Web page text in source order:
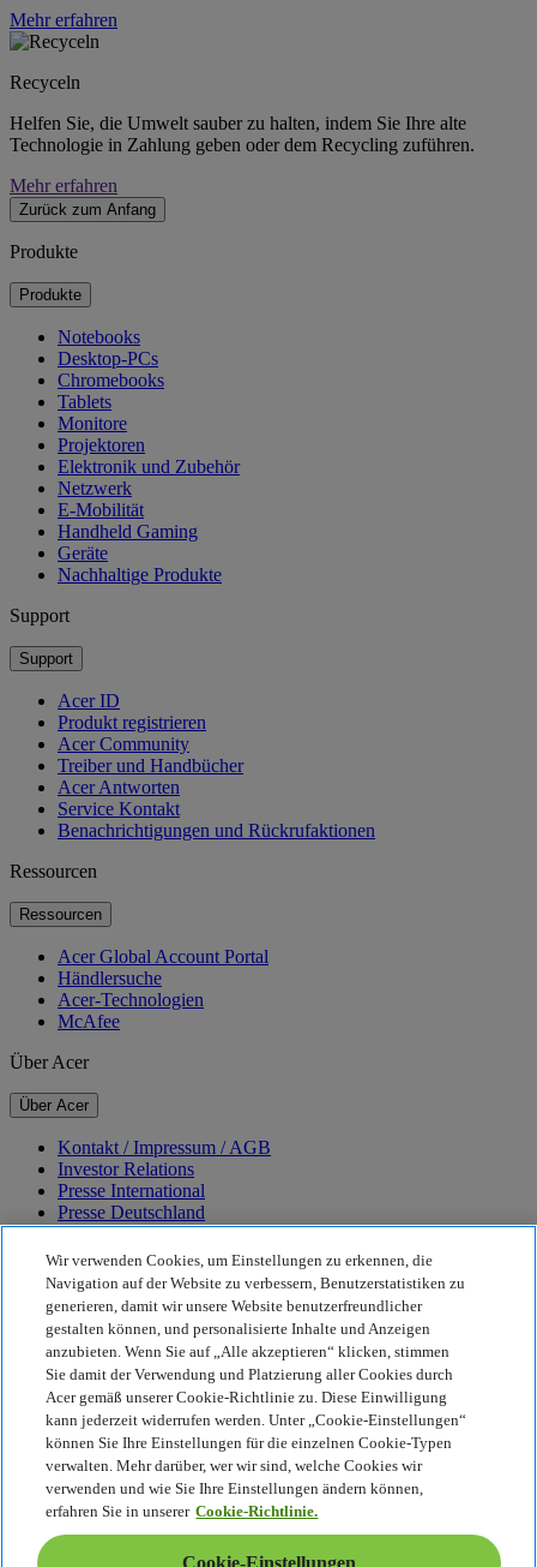
Mehr erfahren
Recyceln
Helfen Sie, die Umwelt sauber zu halten, indem Sie Ihre alte
Technologie in Zahlung geben oder dem Recycling zuführen.
Mehr erfahren
Zurück zum Anfang
Produkte
Produkte
Notebooks
Desktop-PCs
Chromebooks
Tablets
Monitore
Projektoren
Elektronik und Zubehör
Netzwerk
E-Mobilität
Handheld Gaming
Geräte
Nachhaltige Produkte
Support
Support
Acer ID
Produkt registrieren
Acer Community
Treiber und Handbücher
Acer Antworten
Service Kontakt
Benachrichtigungen und Rückrufaktionen
Ressourcen
Ressourcen
Acer Global Account Portal
Händlersuche
Acer-Technologien
McAfee
Über Acer
Über Acer
Kontakt / Impressum / AGB
Investor Relations
Presse International
Presse Deutschland
Auszeichnungen
Veranstaltungen
Karriere
Nachhaltigkeit
Nachhaltigkeit
Corporate Social Responsibility
CO2-Bilanz unserer Produkte
Earthion
Datenschutzrichtlinie
Cookie-Richtlinie
Rechtlicher Hinweis
Zusätzliche rechtliche Informationen
Wir verwenden Cookies, um Einstellungen zu erkennen, die
Navigation auf der Website zu verbessern, Benutzerstatistiken zu
generieren, damit wir unsere Website benutzerfreundlicher
gestalten können, und personalisierte Inhalte und Anzeigen
anzubieten. Wenn Sie auf „Alle akzeptieren“ klicken, stimmen
Sie damit der Verwendung und Platzierung aller Cookies durch
Acer gemäß unserer Cookie-Richtlinie zu. Diese Einwilligung
kann jederzeit widerrufen werden. Unter „Cookie-Einstellungen“
können Sie Ihre Einstellungen für die einzelnen Cookie-Typen
verwalten. Mehr darüber, wer wir sind, welche Cookies wir
verwenden und wie Sie Ihre Einstellungen ändern können,
erfahren Sie in unserer Cookie-Richtlinie.
Cookie-Einstellungen